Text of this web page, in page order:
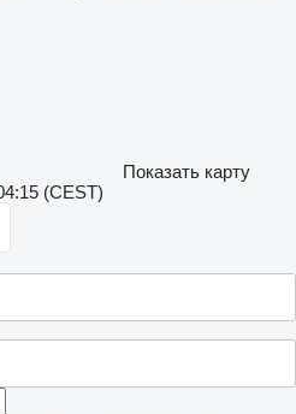
Показать карту
(CEST)